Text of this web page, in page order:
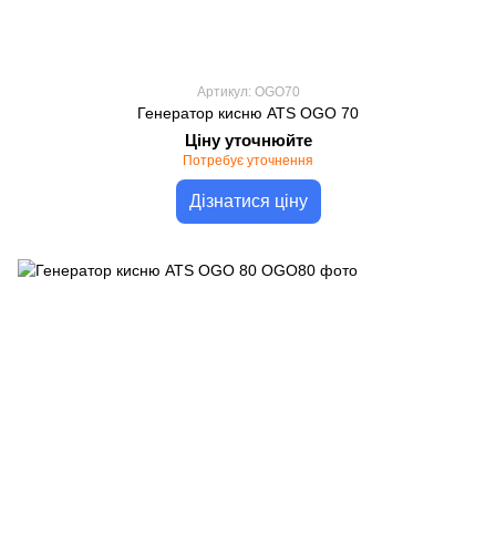
Артикул: OGO70
Генератор кисню ATS OGO 70
Ціну уточнюйте
Потребує уточнення
Дізнатися ціну